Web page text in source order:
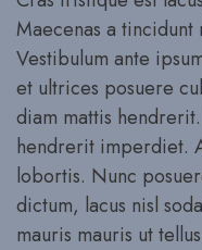
Maecenas a
Vestibulum ante
et ultrices posuere
diam mattis
hendrerit imperdiet.
lobortis. Nunc
dictum, lacus nisl
mauris mauris ut